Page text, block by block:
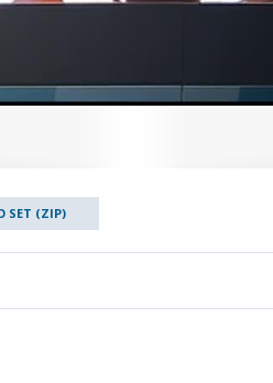
SET (ZIP)